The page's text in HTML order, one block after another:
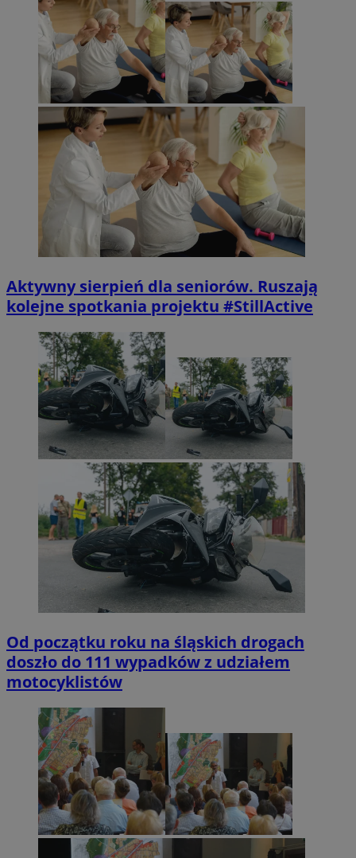
Aktywny sierpień dla seniorów. Ruszają
kolejne spotkania projektu #StillActive
Od początku roku na śląskich drogach
doszło do 111 wypadków z udziałem
motocyklistów